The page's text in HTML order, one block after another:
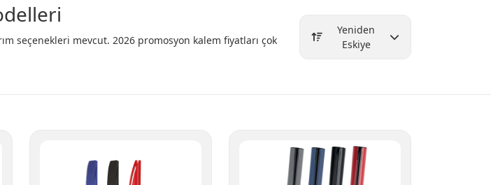
seçenekleri mevcut. 2026 promosyon kalem fiyatları çok
Yeniden
Eskiye